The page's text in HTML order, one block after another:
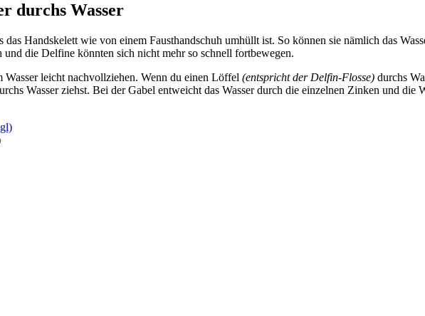
durchs Wasser
Handskelett wie von einem Fausthandschuh umhüllt ist. So können sie nämlich das
die Delfine könnten sich nicht mehr so schnell fortbewegen.
leicht nachvollziehen. Wenn du einen Löffel (entspricht der Delfin-Flosse) durchs
Wasser ziehst. Bei der Gabel entweicht das Wasser durch die einzelnen Zinken und die